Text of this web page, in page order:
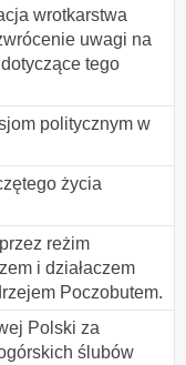
wrotkarstwa
uwagi na
tego
politycznym w
życia
reżim
i działaczem
Poczobutem.
Polski za
ślubów